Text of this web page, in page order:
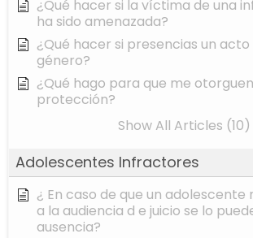
¿Qué hacer si la víctima de una
ha sido amenazada?
¿Qué hacer si presencias un
género?
¿Qué hago para que me
protección?
Show All Articles (10)
Adolescentes Infractores
¿ En caso de que un adolescente
a la audiencia d e juicio se lo
ausencia?